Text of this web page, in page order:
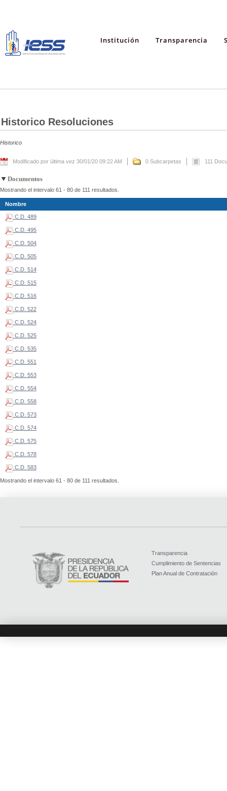
Institución Transparencia
Historico Resoluciones
Historico
Modificado por última vez 30/01/20 09:22 AM 0 Subcarpetas 111
Documentos
Mostrando el intervalo 61 - 80 de 111 resultados.
Nombre
C.D. 489
C.D. 495
C.D. 504
C.D. 505
C.D. 514
C.D. 515
C.D. 516
C.D. 522
C.D. 524
C.D. 525
C.D. 535
C.D. 551
C.D. 553
C.D. 554
C.D. 558
C.D. 573
C.D. 574
C.D. 575
C.D. 578
C.D. 583
Mostrando el intervalo 61 - 80 de 111 resultados.
Transparencia
Cumplimiento de Sentencias
Plan Anual de Contratación